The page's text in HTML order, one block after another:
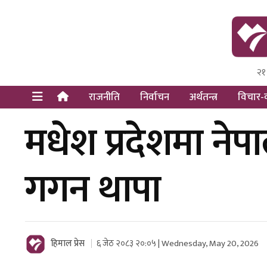
Himal
Dot
राजनीति निर्वाचन अर्थतन्त्र विचार-
मधेश प्रदेशमा
गगन थापा
हिमाल प्रेस ६ जेठ २०८३ २०:०५ | Wednesday, May 20, 2026